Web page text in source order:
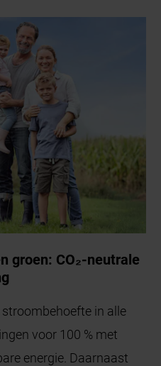
groen: CO₂-neutrale
in alle
voor 100 % met
energie. Daarnaast